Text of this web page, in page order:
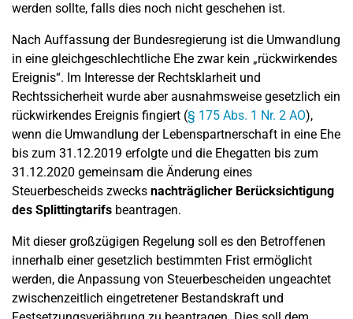
werden sollte, falls dies noch nicht geschehen ist.
Nach Auffassung der Bundesregierung ist die Umwandlung
in eine gleichgeschlechtliche Ehe zwar kein „rückwirkendes
Ereignis“. Im Interesse der Rechtsklarheit und
Rechtssicherheit wurde aber ausnahmsweise gesetzlich ein
rückwirkendes Ereignis fingiert (§ 175 Abs. 1 Nr. 2 AO),
wenn die Umwandlung der Lebenspartnerschaft in eine Ehe
bis zum 31.12.2019 erfolgte und die Ehegatten bis zum
31.12.2020 gemeinsam die Änderung eines
Steuerbescheids zwecks nachträglicher Berücksichtigung
des Splittingtarifs beantragen.
Mit dieser großzügigen Regelung soll es den Betroffenen
innerhalb einer gesetzlich bestimmten Frist ermöglicht
werden, die Anpassung von Steuerbescheiden ungeachtet
zwischenzeitlich eingetretener Bestandskraft und